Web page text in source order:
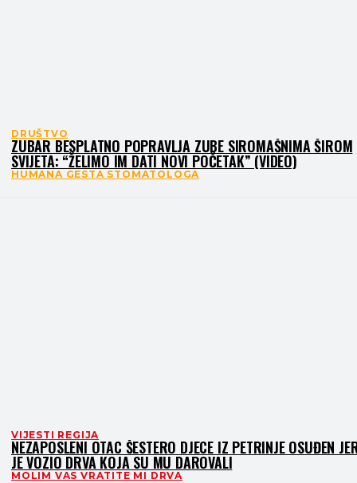
DRUŠTVO
ZUBAR BESPLATNO POPRAVLJA ZUBE SIROMAŠNIMA ŠIROM
SVIJETA: “ŽELIMO IM DATI NOVI POČETAK” (VIDEO)
HUMANA GESTA STOMATOLOGA
VIJESTI REGIJA
NEZAPOSLENI OTAC ŠESTERO DJECE IZ PETRINJE OSUĐEN
JE VOZIO DRVA KOJA SU MU DAROVALI
MOLIM VAS VRATITE MI DRVA